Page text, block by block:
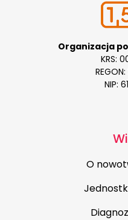
Organizacja
KRS:
NIP:
O